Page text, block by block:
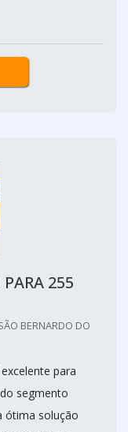
255
BERNARDO DO
para
segmento
ótima solução